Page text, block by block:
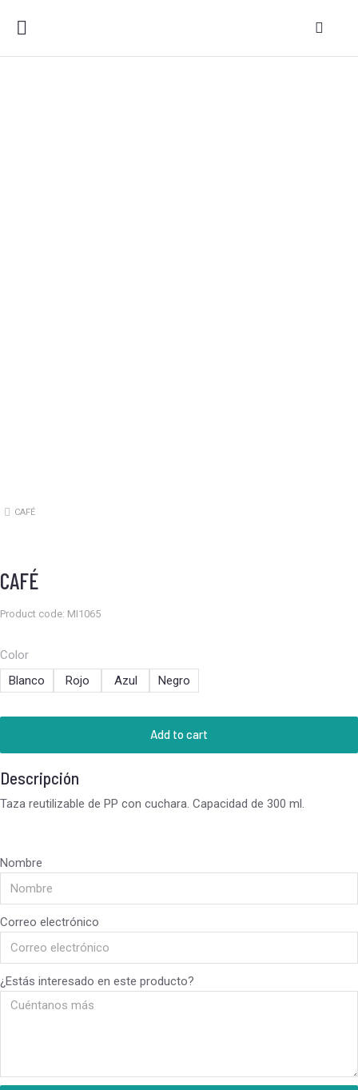
Estás aquí:
CAFÉ
CAFÉ
Product code: MI1065
Color
Blanco
Rojo Azul Negro
Add to cart
Descripción
Taza reutilizable de PP con cuchara. Capacidad de 300 ml.
Nombre
Correo electrónico
¿Estás interesado en este producto?